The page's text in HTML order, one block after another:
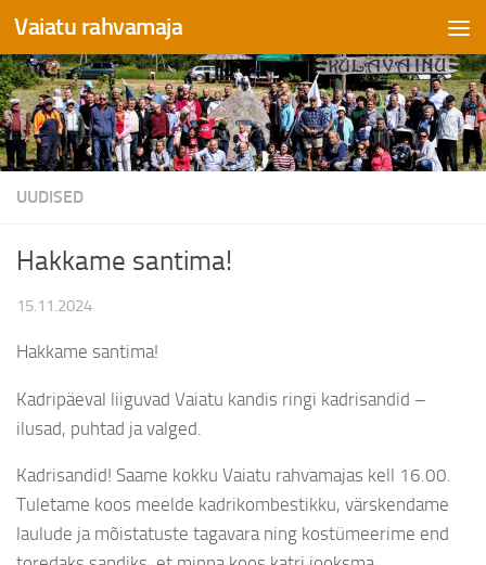
Skip to content
Vaiatu rahvamaja
UUDISED
Hakkame santima!
15.11.2024
Hakkame santima!
Kadripäeval liiguvad Vaiatu kandis ringi kadrisandid –
ilusad, puhtad ja valged.
Kadrisandid! Saame kokku Vaiatu rahvamajas kell 16.00.
Tuletame koos meelde kadrikombestikku, värskendame
laulude ja mõistatuste tagavara ning kostümeerime end